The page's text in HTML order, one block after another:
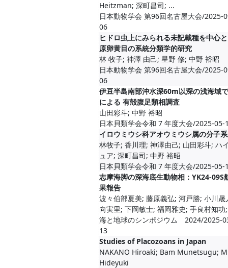
Heitzman; 深町昌司; ...
日本動物学会 第96回名古屋大会/2025-
06
ヒドロ虫上にみられる未記載種を中心
原卵黄目の系統分類学的研究
林 牧子; 神澤 由己; 星野 修; 中野 裕昭
日本動物学会 第96回名古屋大会/2025-
06
伊⾖半島南部沖⽔深60m以深の浅海域
による 有殻腹⾜類相調査
山田彩斗; 中野 裕昭
日本貝類学会令和 7 年度大会/2025-
イロウミウシ科アオウミウシ属の分子
林牧子; 香川理; 神澤由己; 山田彩斗; ハ
ュア; 深町昌司; 中野 裕昭
日本貝類学会令和 7 年度大会/2025-
志摩海脚の深海底生動物相：YK24-09S
果報告
波々伯部夏美; 藤原義弘; 河戸勝; 小川
向実里; 下岡敏士; 福岡雅史; 手良村知功
海と地球のシンポジウム 2024/2025-
13
Studies of Placozoans in Japan
NAKANO Hiroaki; Bam Munetsugu;
Hideyuki